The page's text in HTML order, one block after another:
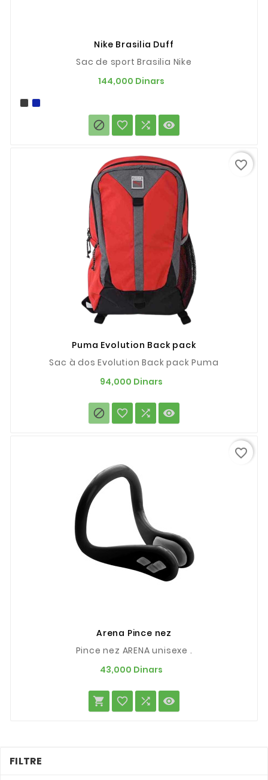
Nike Brasilia Duff
Sac de sport Brasilia Nike
144,000 Dinars
   
Puma Evolution Back pack
Sac à dos Evolution Back pack Puma
94,000 Dinars
   
favorite_border
Arena Pince nez
Pince nez ARENA unisexe .
43,000 Dinars
   
favorite_border
FILTRE